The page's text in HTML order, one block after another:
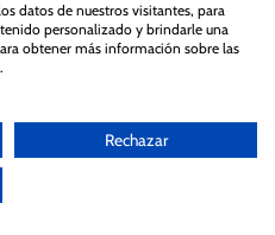
datos de nuestros visitantes, para
personalizado y brindarle una
obtener más información sobre las
Rechazar